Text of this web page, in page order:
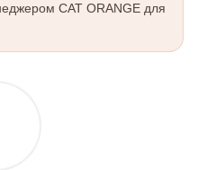
CAT ORANGE для